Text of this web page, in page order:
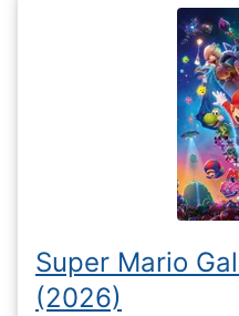
Super Mario
(2026)